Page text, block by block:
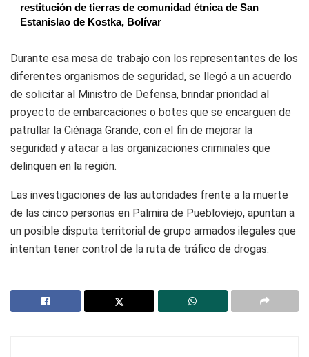
restitución de tierras de comunidad étnica de San
Estanislao de Kostka, Bolívar
Durante esa mesa de trabajo con los representantes de los
diferentes organismos de seguridad, se llegó a un acuerdo
de solicitar al Ministro de Defensa, brindar prioridad al
proyecto de embarcaciones o botes que se encarguen de
patrullar la Ciénaga Grande, con el fin de mejorar la
seguridad y atacar a las organizaciones criminales que
delinquen en la región.
Las investigaciones de las autoridades frente a la muerte
de las cinco personas en Palmira de Puebloviejo, apuntan a
un posible disputa territorial de grupo armados ilegales que
intentan tener control de la ruta de tráfico de drogas.